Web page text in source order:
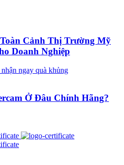
Cảnh Thị Trường Mỹ
Doanh Nghiệp
Ở Đâu Chính Hãng?